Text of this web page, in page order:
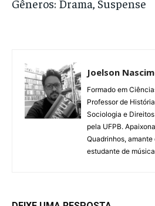
Gêneros: Drama, Suspense
Joelson
Formado em
Professor de
Sociologia e
pela UFPB.
Quadrinhos,
estudante de